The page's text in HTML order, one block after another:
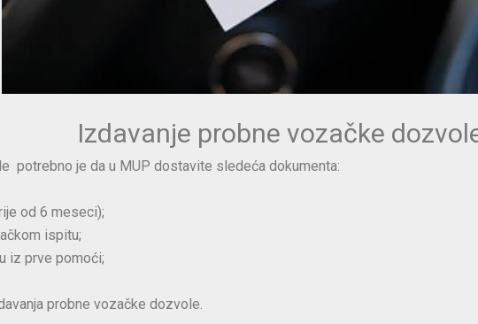
Izdavanje probne vozačke
potrebno je da u MUP dostavite sledeća dokumenta:
od 6 meseci);
ispitu;
iz prve pomoći;
probne vozačke dozvole.